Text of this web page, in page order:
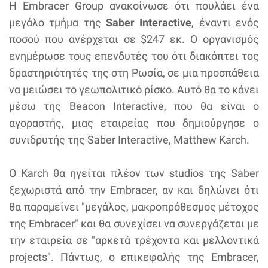
Η Embracer Group ανακοίνωσε ότι πουλάει ένα
μεγάλο τμήμα της Saber Interactive, έναντι ενός
ποσού που ανέρχεται σε $247 εκ. Ο οργανισμός
ενημέρωσε τους επενδυτές του ότι διακόπτει τος
δραστηριότητές της στη Ρωσία, σε μια προσπάθεια
να μειώσει το γεωπολιτικό ρίσκο. Αυτό θα το κάνει
μέσω της Beacon Interactive, που θα είναι ο
αγοραστής, μιας εταιρείας που δημιούργησε ο
συνιδρυτής της Saber Interactive, Matthew Karch.
Ο Karch θα ηγείται πλέον των studios της Saber
ξεχωριστά από την Embracer, αν και δηλώνει ότι
θα παραμείνει "μεγάλος, μακροπρόθεσμος μέτοχος
της Embracer" και θα συνεχίσει να συνεργάζεται με
την εταιρεία σε "αρκετά τρέχοντα και μελλοντικά
projects". Πάντως, ο επικεφαλής της Embracer,